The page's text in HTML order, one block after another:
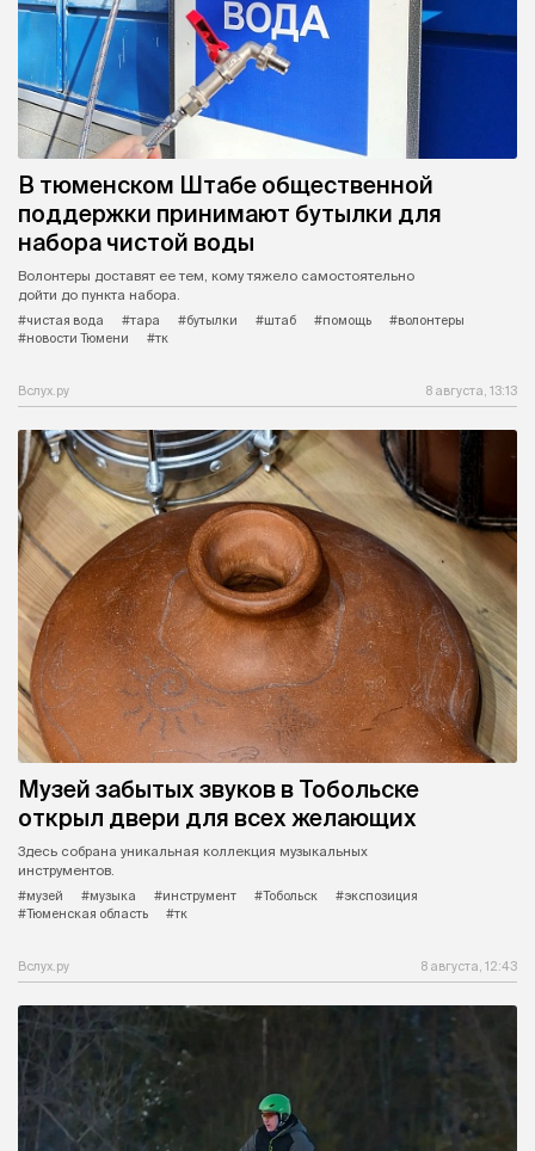
В тюменском Штабе общественной
поддержки принимают бутылки для
набора чистой воды
Волонтеры доставят ее тем, кому тяжело самостоятельно
дойти до пункта набора.
#чистая вода
#тара #бутылки #штаб #помощь
#волонтеры
#новости Тюмени
#тк
Вслух.ру 8 августа, 13:13
Музей забытых звуков в Тобольске
открыл двери для всех желающих
Здесь собрана уникальная коллекция музыкальных
инструментов.
#музей
#музыка #инструмент #Тобольск
#экспозиция
#Тюменская область
#тк
Вслух.ру 8 августа, 12:43